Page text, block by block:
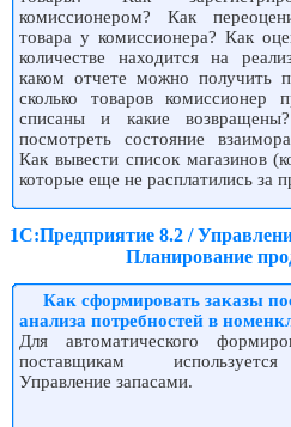
комиссионером? Как
товара у комиссионера? Как
количестве находится на
каком отчете можно
сколько товаров комиссионер
списаны и какие
посмотреть состояние
Как вывести список магазинов
которые еще не расплатились за
1С:Предприятие 8.2 /
Планирование
Как сформировать заказы
анализа потребностей в
Для автоматического
поставщикам
Управление запасами.